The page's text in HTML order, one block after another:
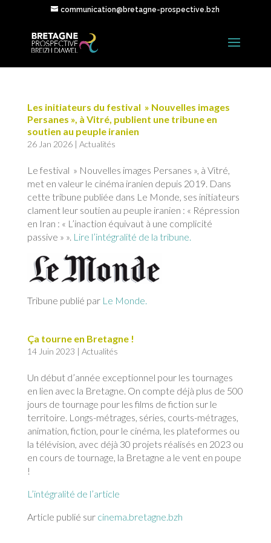
communication@bretagne-prospective.bzh
Les initiateurs du festival » Nouvelles images
Persanes », à Vitré, publient une tribune en
soutien au peuple iranien
26 Jan 2026| Actualités
Le festival » Nouvelles images Persanes », à Vitré,
met en valeur le cinéma iranien depuis 2019. Dans
cette tribune publiée dans Le Monde, ses initiateurs
clament leur soutien au peuple iranien : « Répression
en Iran : « L’inaction équivaut à une complicité
passive » ». Lire l’intégralité de la tribune.
Tribune publié par Le Monde.
Ça tourne en Bretagne !
14 Juin 2023 | Actualités
Un début d’année exceptionnel pour les tournages
en lien avec la Bretagne. On compte déjà plus de 500
jours de tournage pour les films de fiction sur le
territoire. Longs-métrages, séries, courts-métrages,
animation, fiction, pour le cinéma, les plateformes ou
la télévision, avec déjà 30 projets réalisés en 2023 ou
en cours de tournage, la Bretagne a le vent en poupe
!
L’intégralité de l’article
Article publié sur cinema.bretagne.bzh